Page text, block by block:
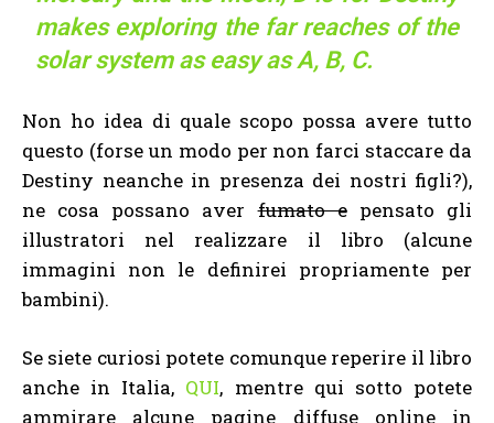
makes exploring the far reaches of the
solar system as easy as A, B, C.
Non ho idea di quale scopo possa avere tutto
questo (forse un modo per non farci staccare da
Destiny neanche in presenza dei nostri figli?),
ne cosa possano averfumato epensato gli
illustratori nel realizzare il libro (alcune
immagini non le definirei propriamente per
bambini).
Se siete curiosi potete comunque reperire il libro
anche in Italia, QUI, mentre qui sotto potete
ammirare alcune pagine diffuse online in